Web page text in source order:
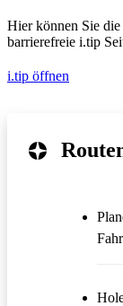
Hier können Sie
barrierefreie i.tip
i.tip öffnen